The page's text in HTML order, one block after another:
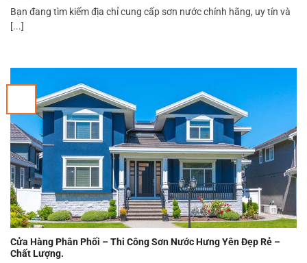
Bạn đang tìm kiếm địa chỉ cung cấp sơn nước chính hãng, uy tín và
[...]
Cửa Hàng Phân Phối – Thi Công Sơn Nước Hưng Yên Đẹp Rẻ –
Chất Lượng.